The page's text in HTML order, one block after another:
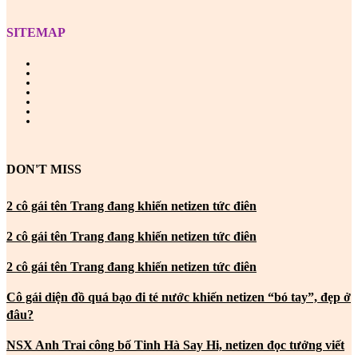
SITEMAP
DON'T MISS
2 cô gái tên Trang đang khiến netizen tức điên
2 cô gái tên Trang đang khiến netizen tức điên
2 cô gái tên Trang đang khiến netizen tức điên
Cô gái diện đồ quá bạo đi té nước khiến netizen “bó tay”, đẹp ở
đâu?
NSX Anh Trai công bố Tinh Hà Say Hi, netizen đọc tưởng viết